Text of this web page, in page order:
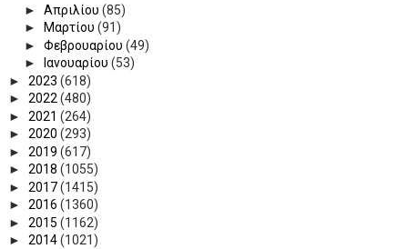
► Απριλίου (85)
►
Μαρτίου (91)
► Φεβρουαρίου (49)
►
Ιανουαρίου (53)
► 2023 (618)
► 2022(480)
► 2021 (264)
► 2020 (293)
► 2019 (617)
► 2018 (1055)
► 2017(1415)
► 2016 (1360)
► 2015 (1162)
► 2014(1021)